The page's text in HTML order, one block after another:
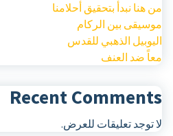
نبدأ بتحقيق أحلامنا
بين الركام
الذهبي للقدس
العنف
Recent
تعليقات للعرض.